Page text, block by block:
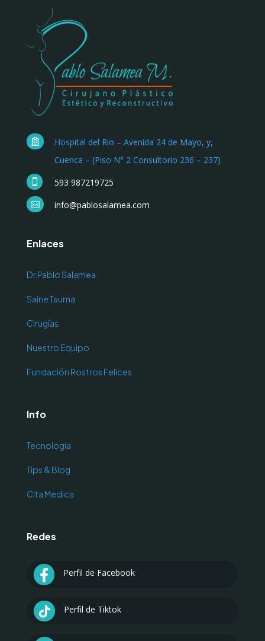

Hospital del Rio – Avenida 24 de Mayo, y,
Cuenca – (Piso N° 2 Consultorio 236 – 237)
 593 987219725
 info@pablosalamea.com
Enlaces
Dr.Pablo Salamea
Saine Tauma
Cirugías
Nuestro Equipo
Fundación Rostros Felices
Info
Tecnología
Tips & Blog
Cita Medica
Redes
 Perfil de Facebook
 Perfil de Tiktok